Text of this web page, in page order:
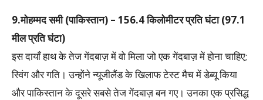
9.मोहम्मद समी (पाकिस्तान) – 156.4 किलोमीटर प्रति घंटा (97.1
मील प्रति घंटा)
इस दायाँ हाथ के तेज गेंदबाज़ में वो मिला जो एक गेंदबाज़ में होना चाहिए;
स्विंग और गति। उन्होंने न्यूजीलैंड के खिलाफ टेस्ट मैच में डेब्यू किया
और पाकिस्तान के दूसरे सबसे तेज गेंदबाज़ बन गए। उनका एक प्रसिद्ध